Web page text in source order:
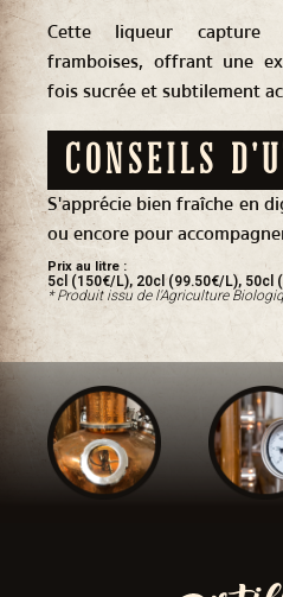
Cette liqueur capture
framboises, offrant une
fois sucrée et subtilement
CONSEILS
S'apprécie bien fraîche en
ou encore pour
Prix au litre :
5cl (150€/L), 20cl (99.50€/L), 50cl
* Produit issu de l'Agriculture